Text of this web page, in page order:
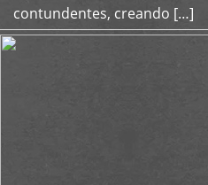
contundentes, creando […]